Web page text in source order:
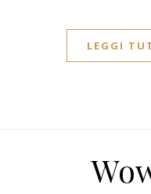
LEGGI